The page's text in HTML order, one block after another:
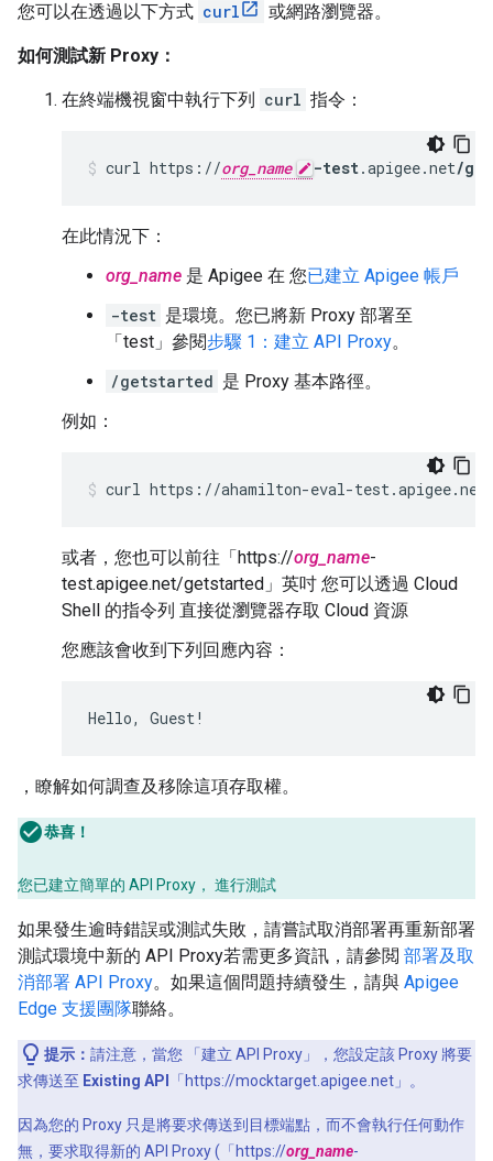
您可以在透過以下方式 curl 或網路瀏覽器。
如何測試新 Proxy：
在終端機視窗中執行下列 curl 指令：
curl https://org_name -test.apigee.net/
在此情況下：
org_name 是 Apigee 在 您已建立 Apigee 帳戶
-test 是環境。您已將新 Proxy 部署至
「test」參閱步驟 1：建立 API Proxy。
/getstarted 是 Proxy 基本路徑。
例如：
curl https://ahamilton-eval-
或者，您也可以前往「https://org_name-
test.apigee.net/getstarted」英吋 您可以透過 Cloud
Shell 的指令列 直接從瀏覽器存取 Cloud 資源
您應該會收到下列回應內容：
Hello, Guest!
，瞭解如何調查及移除這項存取權。
恭喜！
您已建立簡單的 API Proxy， 進行測試
如果發生逾時錯誤或測試失敗，請嘗試取消部署再重新部署
測試環境中新的 API Proxy若需更多資訊，請參閲 部署及取
消部署 API Proxy。如果這個問題持續發生，請與 Apigee
Edge 支援團隊聯絡。
提示： 請注意，當您 「建立 API Proxy」
，您設定該 Proxy 將要
求傳送至 Existing API 「https://mocktarget.apigee.net」。
因為您的 Proxy 只是將要求傳送到目標端點，而不會執行任何動作
無，要求取得新的 API Proxy (「https://org_name-